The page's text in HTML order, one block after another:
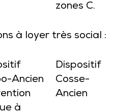
zones C.
à loyer très social :
Ancien
à
Dispositif
Cosse-
Ancien